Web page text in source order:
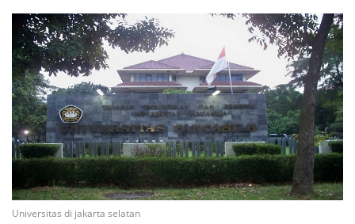
Universitas di jakarta selatan